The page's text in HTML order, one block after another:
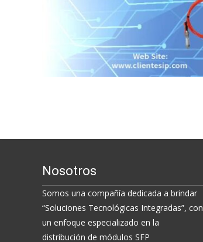
Nosotros
Somos una compañía dedicada a brindar
“Soluciones Tecnológicas Integradas”, con
un enfoque especializado en la
distribución de módulos SFP